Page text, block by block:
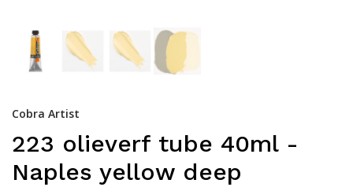
Cobra Artist
223 olieverf tube 40ml -
Naples yellow deep